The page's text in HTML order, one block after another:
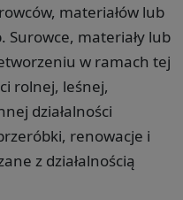
materiałów lub
Surowce, materiały lub
w ramach tej
rolnej, leśnej,
działalności
renowacje i
z działalnością